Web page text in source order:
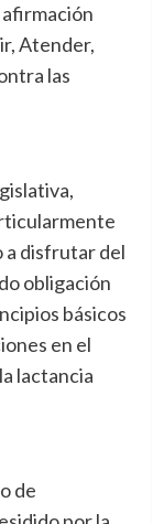
afirmación
Atender,
las
a disfrutar del
obligación
básicos
en el
lactancia
de